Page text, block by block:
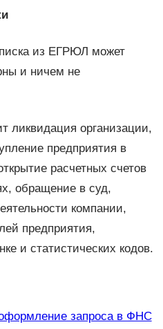
из ЕГРЮЛ может
и ничем не
ликвидация организации,
предприятия в
расчетных счетов
обращение в суд,
компании,
предприятия,
и статистических кодов.
запроса в ФНС